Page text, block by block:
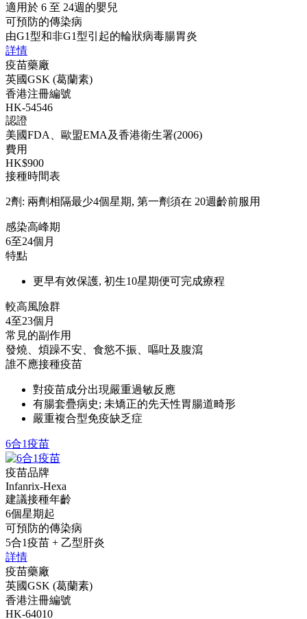
適用於 6 至 24週的嬰兒
可預防的傳染病
由G1型和非G1型引起的輪狀病毒腸胃炎
詳情
疫苗藥廠
英國GSK (葛蘭素)
香港注冊編號
HK-54546
認證
美國FDA、歐盟EMA及香港衛生署(2006)
費用
HK$900
接種時間表
2劑: 兩劑相隔最少4個星期, 第一劑須在 20週齡前服用
感染高峰期
6至24個月
特點
更早有效保護, 初生10星期便可完成療程
較高風險群
4至23個月
常見的副作用
發燒、煩躁不安、食慾不振、嘔吐及腹瀉
誰不應接種疫苗
對疫苗成分出現嚴重過敏反應
有腸套疊病史; 未矯正的先天性胃腸道畸形
嚴重複合型免疫缺乏症
6合1疫苗
疫苗品牌
Infanrix-Hexa
建議接種年齡
6個星期起
可預防的傳染病
5合1疫苗 + 乙型肝炎
詳情
疫苗藥廠
英國GSK (葛蘭素)
香港注冊編號
HK-64010